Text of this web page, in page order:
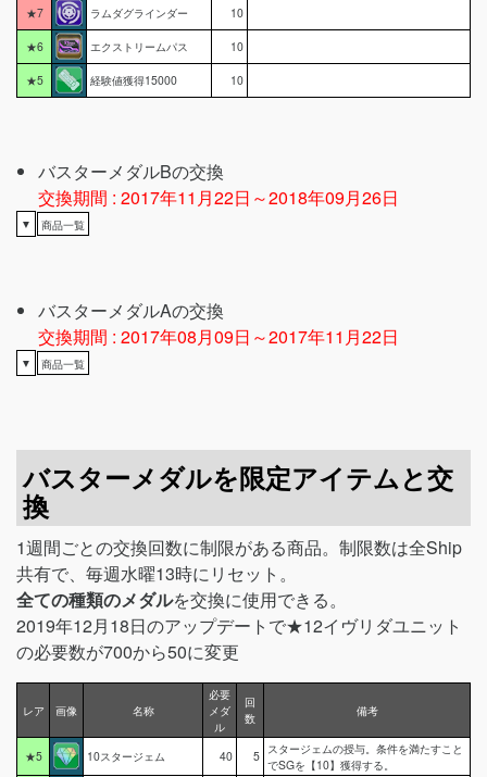
★7 ラムダグラインダー 10
★6 エクストリームパス 10
★5 経験値獲得15000 10
バスターメダルBの交換
交換期間 : 2017年11月22日～2018年09月26日
▼ 商品一覧
バスターメダルAの交換
交換期間 : 2017年08月09日～2017年11月22日
▼ 商品一覧
バスターメダルを限定アイテムと交
換
1週間ごとの交換回数に制限がある商品。制限数は全Ship
共有で、毎週水曜13時にリセット。
全ての種類のメダルを交換に使用できる。
2019年12月18日のアップデートで★12イヴリダユニット
の必要数が700から50に変更
レア 画像 名称
必要
メダ
ル
回
数
備考
★5 10スタージェム 40 5 スタージェムの授与。条件を満たすこと
でSGを【10】獲得する。